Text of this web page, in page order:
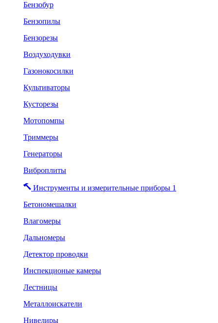
Бензобур
Бензопилы
Бензорезы
Воздуходувки
Газонокосилки
Культиваторы
Кусторезы
Мотопомпы
Триммеры
Генераторы
Виброплиты
Инструменты и измерительные приборы 1
Бетономешалки
Влагомеры
Дальномеры
Детектор проводки
Инспекционые камеры
Лестницы
Металлоискатели
Нивелиры